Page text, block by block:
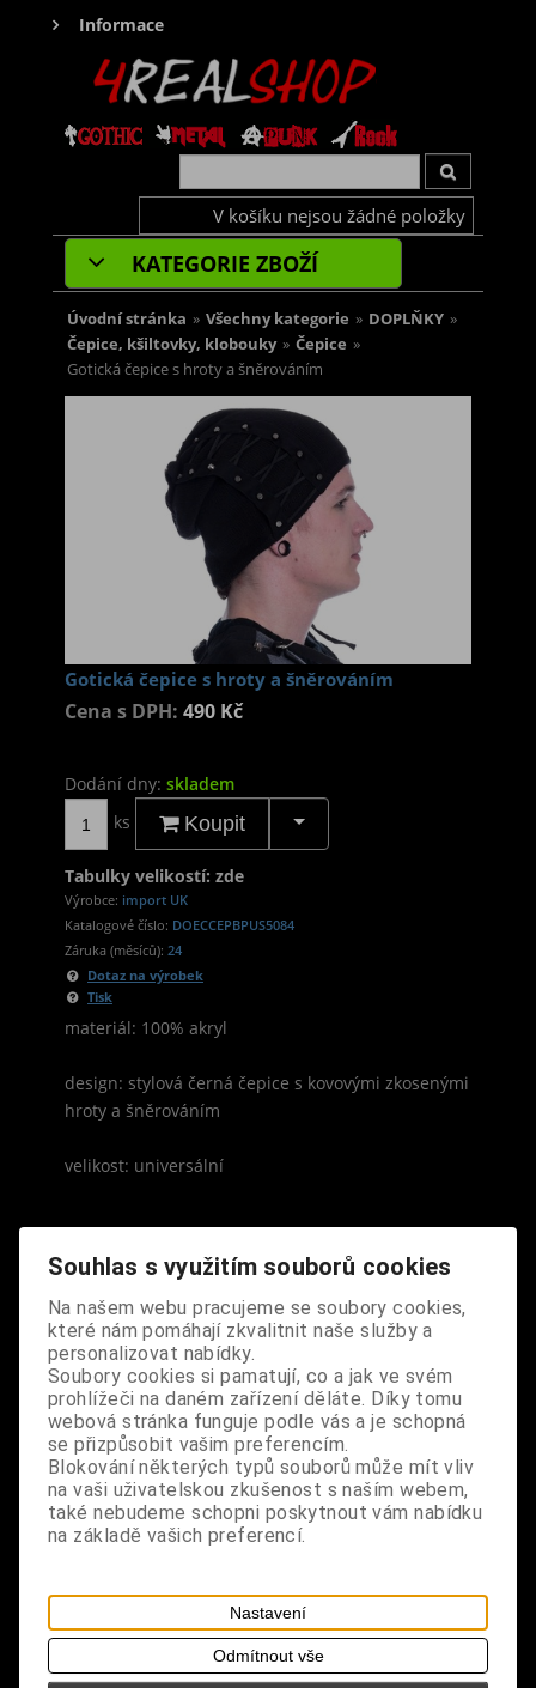
Informace
V košíku nejsou žádné položky
KATEGORIE ZBOŽÍ
Úvodní stránka » Všechny kategorie » DOPLŇKY »
Čepice, kšiltovky, klobouky » Čepice »
Gotická čepice s hroty a šněrováním
Gotická čepice s hroty a šněrováním
Cena s DPH: 490 Kč
Dodání dny: skladem
ks
Koupit
Tabulky velikostí: zde
Výrobce: import UK
Katalogové číslo: DOECCEPBPUS5084
Záruka (měsíců): 24
Dotaz na výrobek
Tisk
materiál: 100% akryl
design: stylová černá čepice s kovovými zkosenými
hroty a šněrováním
velikost: universální
S výrobkem se také prodává
Souhlas s využitím souborů cookies
Na našem webu pracujeme se soubory cookies,
které nám pomáhají zkvalitnit naše služby a
personalizovat nabídky.
Soubory cookies si pamatují, co a jak ve svém
prohlížeči na daném zařízení děláte. Díky tomu
webová stránka funguje podle vás a je schopná
se přizpůsobit vašim preferencím.
Blokování některých typů souborů může mít vliv
na vaši uživatelskou zkušenost s naším webem,
také nebudeme schopni poskytnout vám nabídku
na základě vašich preferencí.
Nastavení
Odmítnout vše